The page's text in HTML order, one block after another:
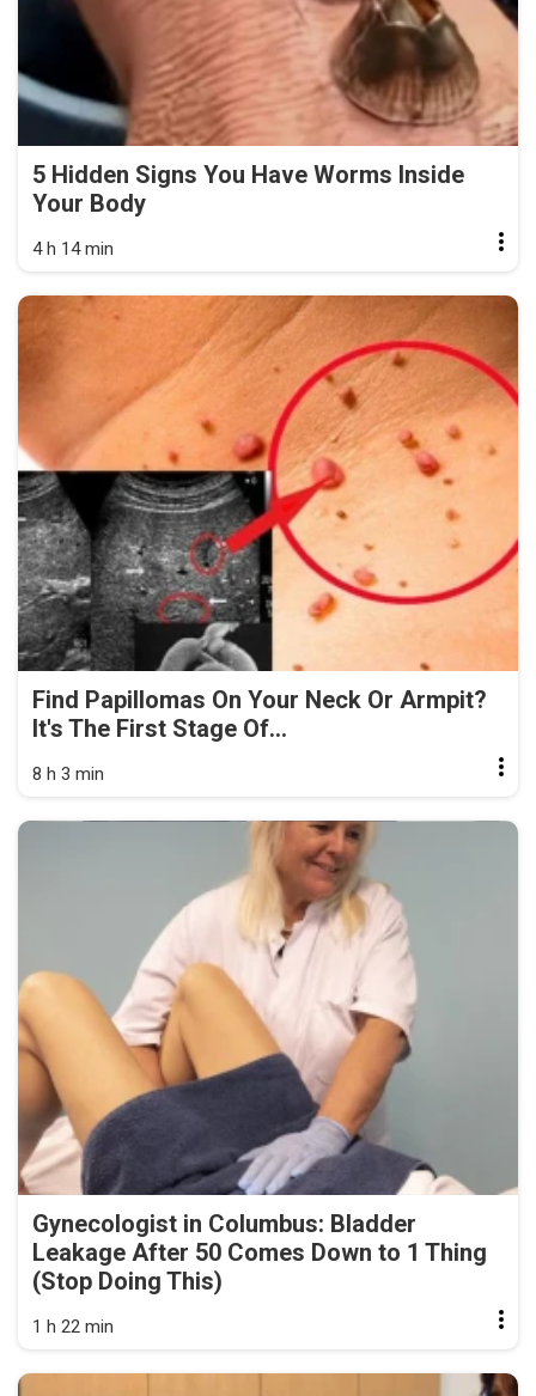
5 Hidden Signs You Have Worms Inside
Your Body
4 h 14 min
Find Papillomas On Your Neck Or Armpit?
It's The First Stage Of...
8 h 3 min
Gynecologist in Columbus: Bladder
Leakage After 50 Comes Down to 1 Thing
(Stop Doing This)
1 h 22 min